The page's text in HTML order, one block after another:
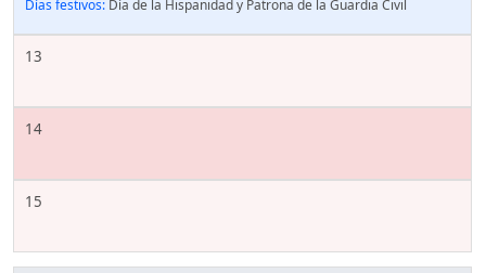
Días festivos: Día de la Hispanidad y Patrona de la Guardia Civil
13
14
15